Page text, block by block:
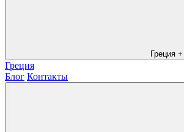
Греция +
Греция
Блог Контакты